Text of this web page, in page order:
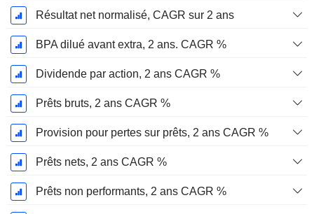
Résultat net normalisé, CAGR sur 2 ans
BPA dilué avant extra, 2 ans. CAGR %
Dividende par action, 2 ans CAGR %
Prêts bruts, 2 ans CAGR %
Provision pour pertes sur prêts, 2 ans CAGR %
Prêts nets, 2 ans CAGR %
Prêts non performants, 2 ans CAGR %